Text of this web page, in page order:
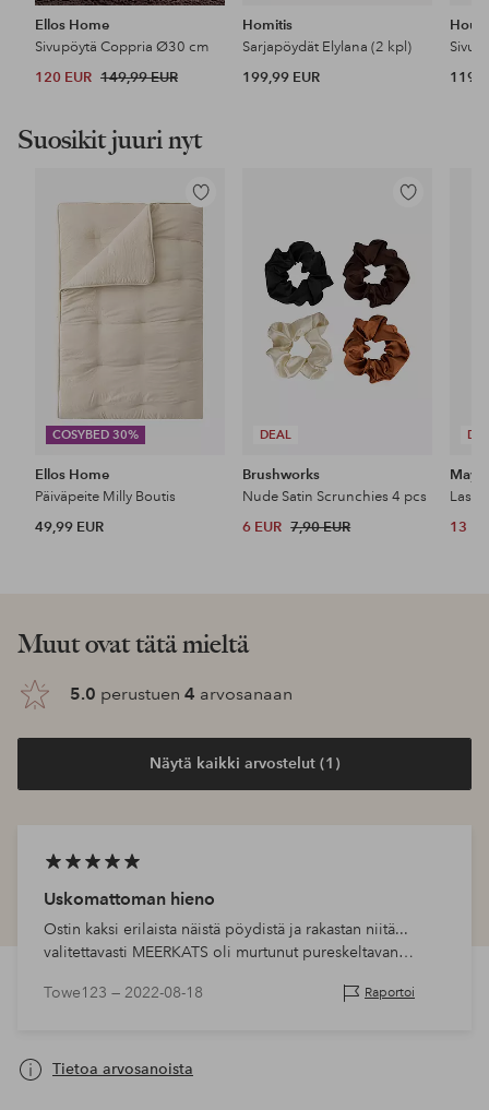
Ellos Home
Sivupöytä Coppria Ø30 cm
120 EUR 149,99 EUR
Homitis
Sarjapöydät Elylana (2 kpl)
199,99 EUR
Suosikit juuri nyt
COSYBED 30%
Lisää
Ellos Home
Päiväpeite Milly Boutis
49,99 EUR
DEAL
Lisää
Brushworks
Nude Satin Scrunchies 4 pcs
6 EUR 7,90 EUR 13
Muut ovat tätä mieltä
5.0 perustuen 4 arvosanaan
Näytä kaikki arvostelut (1)
Uskomattoman hieno
Ostin kaksi erilaista näistä pöydistä ja rakastan niitä...
valitettavasti MEERKATS oli murtunut pureskeltavan
Towe123 — 2022-08-18 Raportoi
Tietoa arvosanoista